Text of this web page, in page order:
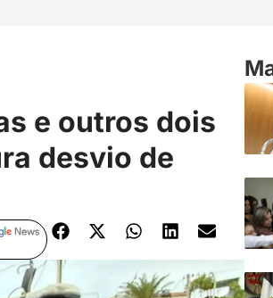
e outros dois
desvio de